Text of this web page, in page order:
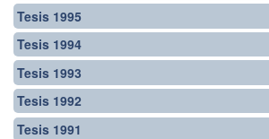
Tesis 1995
Tesis 1994
Tesis 1993
Tesis 1992
Tesis 1991